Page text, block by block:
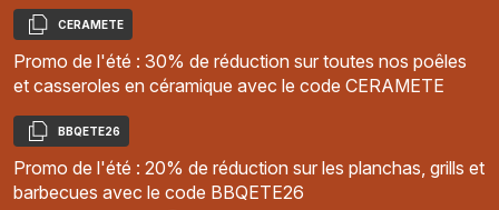
Copier
CERAMETE
Promo de l'été : 30% de réduction sur toutes nos poêles
et casseroles en céramique avec le code CERAMETE
Copier
BBQETE26
Promo de l'été : 20% de réduction sur les planchas, grills et
barbecues avec le code BBQETE26